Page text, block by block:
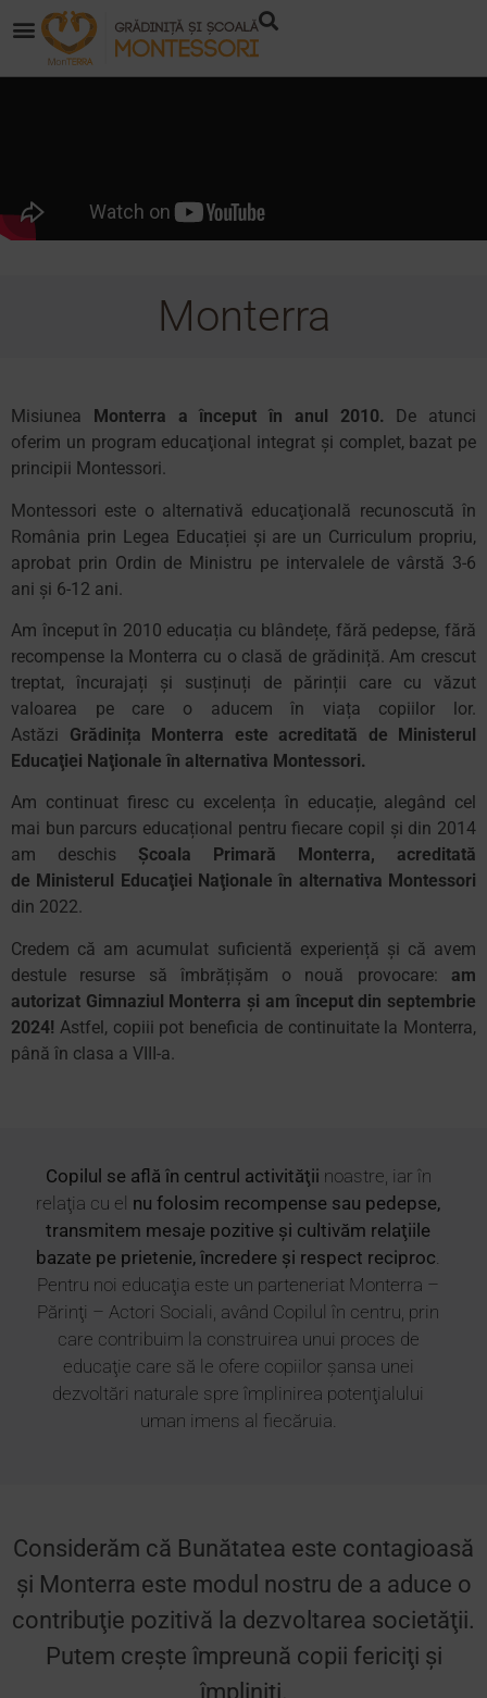
Monterra
Misiunea Monterra a început în anul 2010. De atunci
oferim un program educaţional integrat şi complet, bazat pe
principii Montessori.
Montessori este o alternativă educaţională recunoscută în
România prin Legea Educației și are un Curriculum propriu,
aprobat prin Ordin de Ministru pe intervalele de vârstă 3-6
ani şi 6-12 ani.
Am început în 2010 educația cu blândețe, fără pedepse, fără
recompense la Monterra cu o clasă de grădiniță. Am crescut
treptat, încurajați și susținuți de părinții care cu văzut
valoarea pe care o aducem în viața copiilor lor.
Astăzi Grădinița Monterra este acreditată de Ministerul
Educaţiei Naţionale în alternativa Montessori.
Am continuat firesc cu excelența în educație, alegând cel
mai bun parcurs educațional pentru fiecare copil și din 2014
am deschis Școala Primară Monterra, acreditată
de Ministerul Educaţiei Naţionale în alternativa Montessori
din 2022.
Credem că am acumulat suficientă experiență și că avem
destule resurse să îmbrățișăm o nouă provocare: am
autorizat Gimnaziul Monterra și am început din septembrie
2024! Astfel, copiii pot beneficia de continuitate la Monterra,
până în clasa a VIII-a.
Copilul se află în centrul activităţii noastre, iar în
relaţia cu el nu folosim recompense sau pedepse,
transmitem mesaje pozitive şi cultivăm relaţiile
bazate pe prietenie, încredere şi respect reciproc.
Pentru noi educaţia este un parteneriat Monterra –
Părinţi – Actori Sociali, având Copilul în centru, prin
care contribuim la construirea unui proces de
educaţie care să le ofere copiilor şansa unei
dezvoltări naturale spre împlinirea potenţialului
uman imens al fiecăruia.
Considerăm că Bunătatea este contagioasă
şi Monterra este modul nostru de a aduce o
contribuţie pozitivă la dezvoltarea societăţii.
Putem creşte împreună copii fericiţi şi
împliniţi.